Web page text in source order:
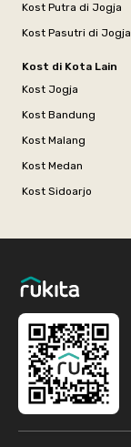
Kost Putra di Jogja
Kost Pasutri di Jogja
Kost di Kota Lain
Kost Jogja
Kost Bandung
Kost Malang
Kost Medan
Kost Sidoarjo